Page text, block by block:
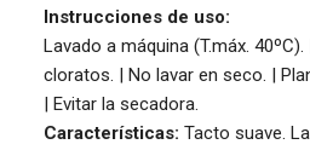
Instrucciones de uso:
Lavado a máquina (T.máx.
cloratos. | No lavar en seco. |
| Evitar la secadora.
Características: Tacto suave.